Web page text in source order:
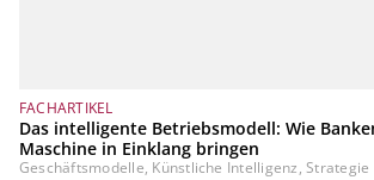
FACHARTIKEL
Das intelligente Betriebsmodell: Wie
Maschine in Einklang bringen
Geschäftsmodelle, Künstliche Intelligenz, Strategie